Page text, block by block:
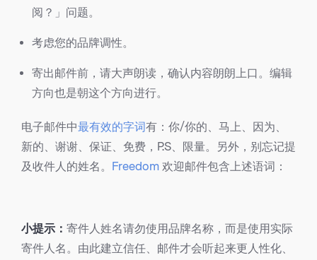
阅？」问题。
考虑您的品牌调性。
寄出邮件前，请大声朗读，确认内容朗朗上口。编辑
方向也是朝这个方向进行。
电子邮件中最有效的字词有：你/你的、马上、因为、
新的、谢谢、保证、免费，P.S、限量。另外，别忘记提
及收件人的姓名。 Freedom 欢迎邮件包含上述语词：
小提示： 寄件人姓名请勿使用品牌名称，而是使用实际
寄件人名。由此建立信任、邮件才会听起来更人性化、